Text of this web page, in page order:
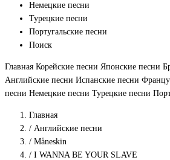
Немецкие песни
Турецкие песни
Португальские песни
Поиск
Главная Корейские песни Японские песни
Английские песни Испанские песни
песни Немецкие песни Турецкие песни
Главная
/ Английские песни
/ Måneskin
/ I WANNA BE YOUR SLAVE